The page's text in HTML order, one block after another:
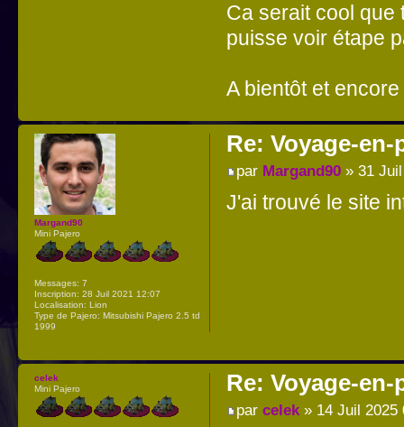
Ca serait cool que
puisse voir étape
A bientôt et
Re: Voyage-en-
par Margand90» 31 Juil
J'ai trouvé le site
Margand90
Mini Pajero
Messages: 7
Inscription: 28 Juil 2021 12:07
Localisation: Lion
Type de Pajero: Mitsubishi Pajero 2.5 td
1999
Re: Voyage-en-
par celek» 14 Juil 2025
celek
Mini Pajero